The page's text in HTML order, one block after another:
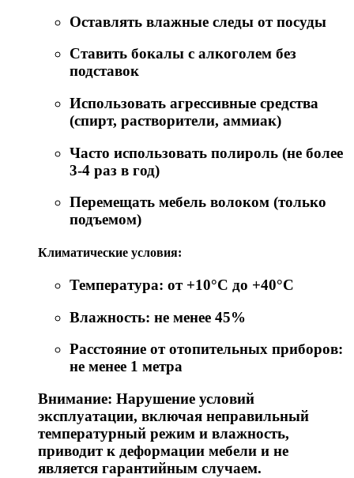
Оставлять влажные следы от посуды
Ставить бокалы с алкоголем без
подставок
Использовать агрессивные средства
(спирт, растворители, аммиак)
Часто использовать полироль (не более
3-4 раз в год)
Перемещать мебель волоком (только
подъемом)
Климатические условия:
Температура: от +10°C до +40°C
Влажность: не менее 45%
Расстояние от отопительных приборов:
не менее 1 метра
Внимание: Нарушение условий
эксплуатации, включая неправильный
температурный режим и влажность,
приводит к деформации мебели и не
является гарантийным случаем.